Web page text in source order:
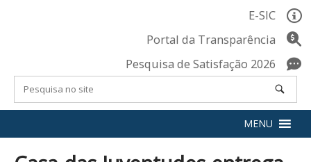
E-SIC
Portal da Transparência
Pesquisa de Satisfação 2026
MENU